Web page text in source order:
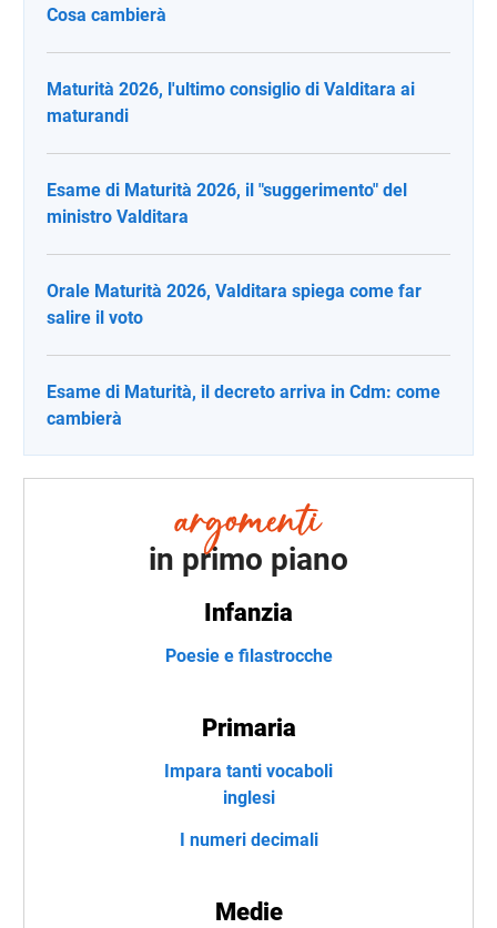
Cosa cambierà
Maturità 2026, l'ultimo consiglio di Valditara ai
maturandi
Esame di Maturità 2026, il "suggerimento" del
ministro Valditara
Orale Maturità 2026, Valditara spiega come far
salire il voto
Esame di Maturità, il decreto arriva in Cdm: come
cambierà
in primo piano
Infanzia
Poesie e filastrocche
Primaria
Impara tanti vocaboli
inglesi
I numeri decimali
Medie